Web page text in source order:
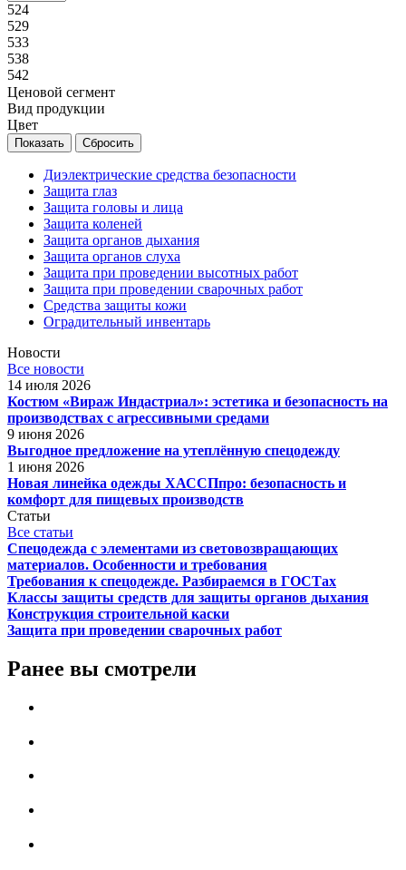
524
529
533
538
542
Ценовой сегмент
Вид продукции
Цвет
Сбросить
Диэлектрические средства безопасности
Защита глаз
Защита головы и лица
Защита коленей
Защита органов дыхания
Защита органов слуха
Защита при проведении высотных работ
Защита при проведении сварочных работ
Средства защиты кожи
Оградительный инвентарь
Новости
Все новости
14 июля 2026
Костюм «Вираж Индастриал»: эстетика и безопасность на
производствах с агрессивными средами
9 июня 2026
Выгодное предложение на утеплённую спецодежду
1 июня 2026
Новая линейка одежды ХАССПпро: безопасность и
комфорт для пищевых производств
Статьи
Все статьи
Спецодежда с элементами из световозвращающих
материалов. Особенности и требования
Требования к спецодежде. Разбираемся в ГОСТах
Классы защиты средств для защиты органов дыхания
Конструкция строительной каски
Защита при проведении сварочных работ
Ранее вы смотрели